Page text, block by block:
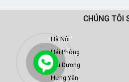
CHÚNG TÔI
Hà Nội
Hải Phòng
Hải Dương
Hưng Yên